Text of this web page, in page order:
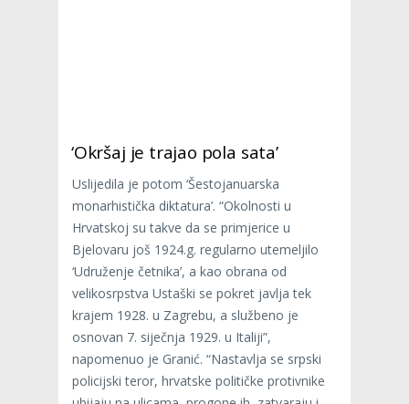
‘Okršaj je trajao pola sata’
Uslijedila je potom ‘Šestojanuarska
monarhistička diktatura’. “Okolnosti u
Hrvatskoj su takve da se primjerice u
Bjelovaru još 1924.g. regularno utemeljilo
‘Udruženje četnika’, a kao obrana od
velikosrpstva Ustaški se pokret javlja tek
krajem 1928. u Zagrebu, a službeno je
osnovan 7. siječnja 1929. u Italiji”,
napomenuo je Granić. “Nastavlja se srpski
policijski teror, hrvatske političke protivnike